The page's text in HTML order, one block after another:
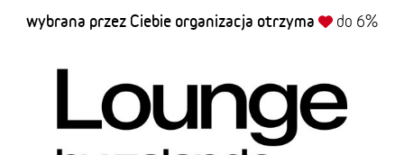
wybrana przez Ciebie organizacja otrzyma do 6%